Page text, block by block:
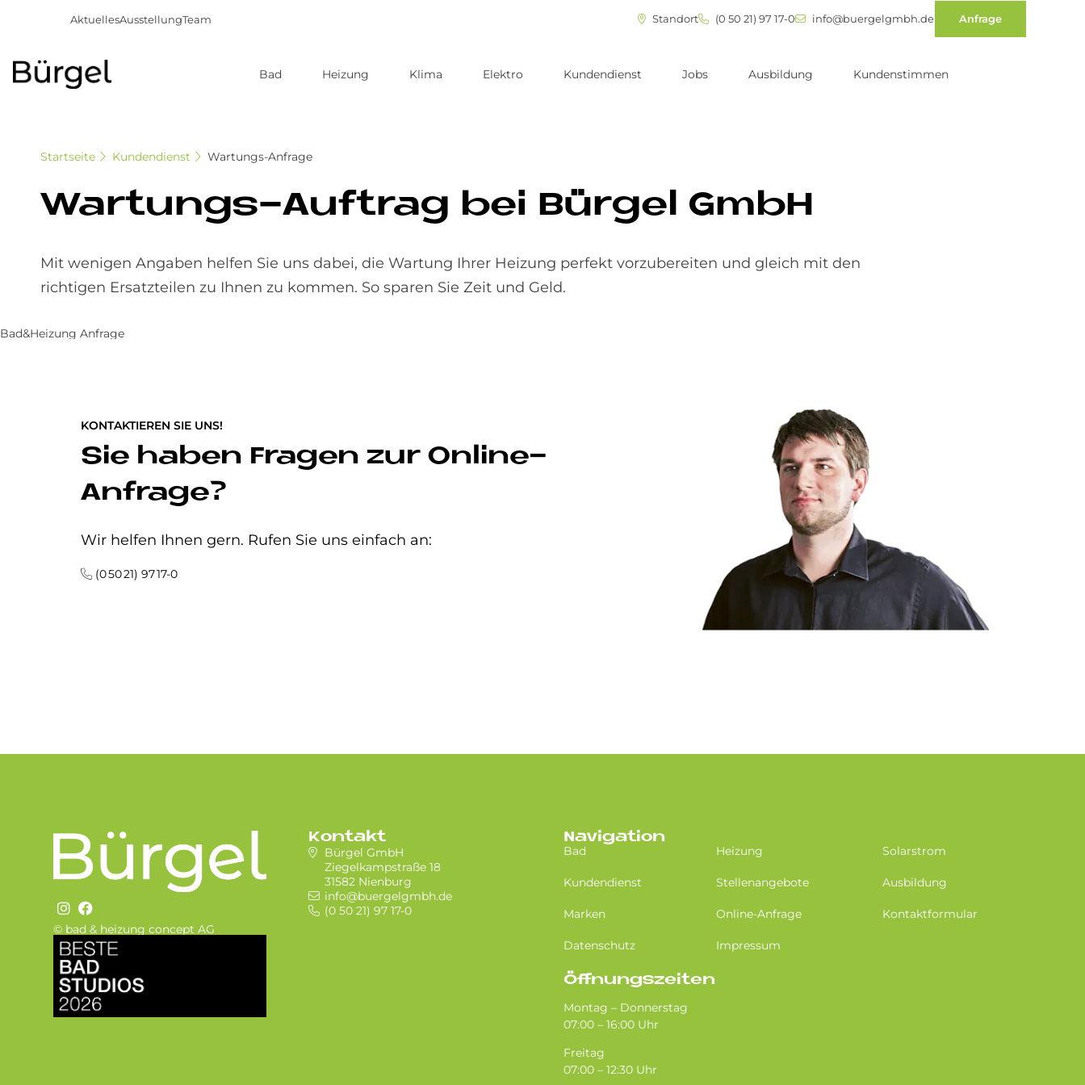
AktuellesAusstellungTeam Standort (0 50 21) 97 17-0 info@buergelgmbh.de Anfrage
Bad Heizung Klima Elektro Kundendienst Jobs Ausbildung Kundenstimmen
Startseite Kundendienst Wartungs-Anfrage
War­tun­gs-Auf­trag bei Bür­gel GmbH
Mit wenigen Angaben helfen Sie uns dabei, die Wartung Ihrer Heizung perfekt vorzubereiten und gleich mit den
richtigen Ersatzteilen zu Ihnen zu kommen. So sparen Sie Zeit und Geld.
Bad&Heizung Anfrage
KONTAKTIEREN SIE UNS!
Sie haben Fragen zur Online-
Anfrage?
Wir helfen Ihnen gern. Rufen Sie uns einfach an:
(0 50 21) 97 17-0
© bad & heizung concept AG
Bild
Kontakt
Bürgel GmbH
Ziegelkampstraße 18
31582 Nienburg
info@buergelgmbh.de
(0 50 21) 97 17-0
Navigation
Bad Heizung Solarstrom
Kundendienst Stellenangebote Ausbildung
Marken Online-Anfrage Kontaktformular
Datenschutz Impressum
Öffnungszeiten
Montag – Donnerstag
07:00 – 16:00 Uhr
Freitag
07:00 – 12:30 Uhr